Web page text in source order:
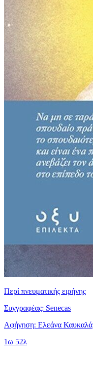
Περί πνευματικής ειρήνης
Συγγραφέας: Senecas
Αφήγηση: Ελεάνα Καυκαλά
1ω 52λ